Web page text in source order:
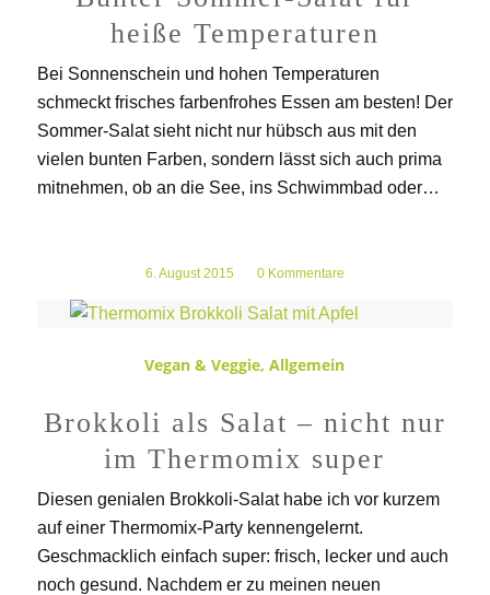
heiße Temperaturen
Bei Sonnenschein und hohen Temperaturen
schmeckt frisches farbenfrohes Essen am besten! Der
Sommer-Salat sieht nicht nur hübsch aus mit den
vielen bunten Farben, sondern lässt sich auch prima
mitnehmen, ob an die See, ins Schwimmbad oder…
6. August 2015
/ 0 Kommentare
Vegan & Veggie,Allgemein
Brokkoli als Salat – nicht nur
im Thermomix super
Diesen genialen Brokkoli-Salat habe ich vor kurzem
auf einer Thermomix-Party kennengelernt.
Geschmacklich einfach super: frisch, lecker und auch
noch gesund. Nachdem er zu meinen neuen